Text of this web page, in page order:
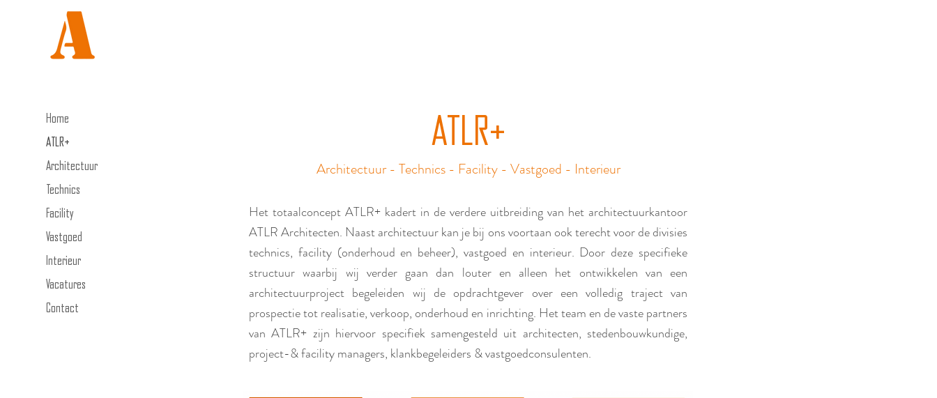
ATLR+
Architectuur - Technics - Facility - Vastgoed - Interieur
Het totaalconcept ATLR+ kadert in de verdere uitbreiding van het architectuurkantoor
ATLR Architecten. Naast architectuur kan je bij ons voortaan ook terecht voor de divisies
technics, facility (onderhoud en beheer), vastgoed en interieur. Door deze specifieke
structuur waarbij wij verder gaan dan louter en alleen het ontwikkelen van een
architectuurproject begeleiden wij de opdrachtgever over een volledig traject van
prospectie tot realisatie, verkoop, onderhoud en inrichting. Het team en de vaste partners
van ATLR+ zijn hiervoor specifiek samengesteld uit architecten, stedenbouwkundige,
project-& facility managers, klankbegeleiders & vastgoedconsulenten.
Home
ATLR+
Architectuur
Technics
Facility
Vastgoed
Interieur
Vacatures
Contact